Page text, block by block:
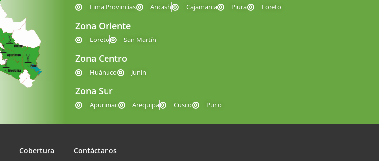
Lima Provincias Ancash Cajamarca Piura Loreto
Zona Oriente
Loreto San Martín
Zona Centro
Huánuco Junín
Zona Sur
Apurimac Arequipa Cusco Puno
Cobertura Contáctanos